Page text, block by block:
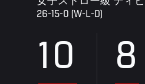
26-15-0 (W-L-D)
10 8